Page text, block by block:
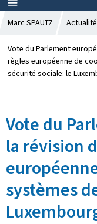
MENU
PRINCIPAL
Marc SPAUTZ
Vote du Parlement
règles européenne de
sécurité sociale: le
Vote du
la révision
systèmes